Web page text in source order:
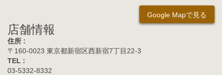
Google Mapで見る
店舗情報
住所 :
〒160-0023 東京都新宿区西新宿7丁目22-3
TEL :
03-5332-8332